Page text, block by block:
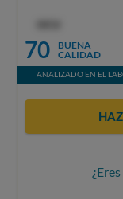
70
BUENA
CALIDAD
ANALIZADO EN EL